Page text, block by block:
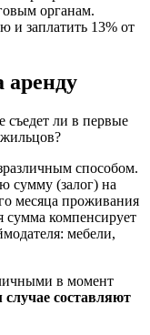
органам.
и заплатить 13% от
аренду
съедет ли в первые
способом.
сумму (залог) на
месяца проживания
сумма компенсирует
мебели,
в момент
случае составляют